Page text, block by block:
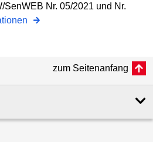
Nr. 05/2021 und Nr.
zum Seitenanfang